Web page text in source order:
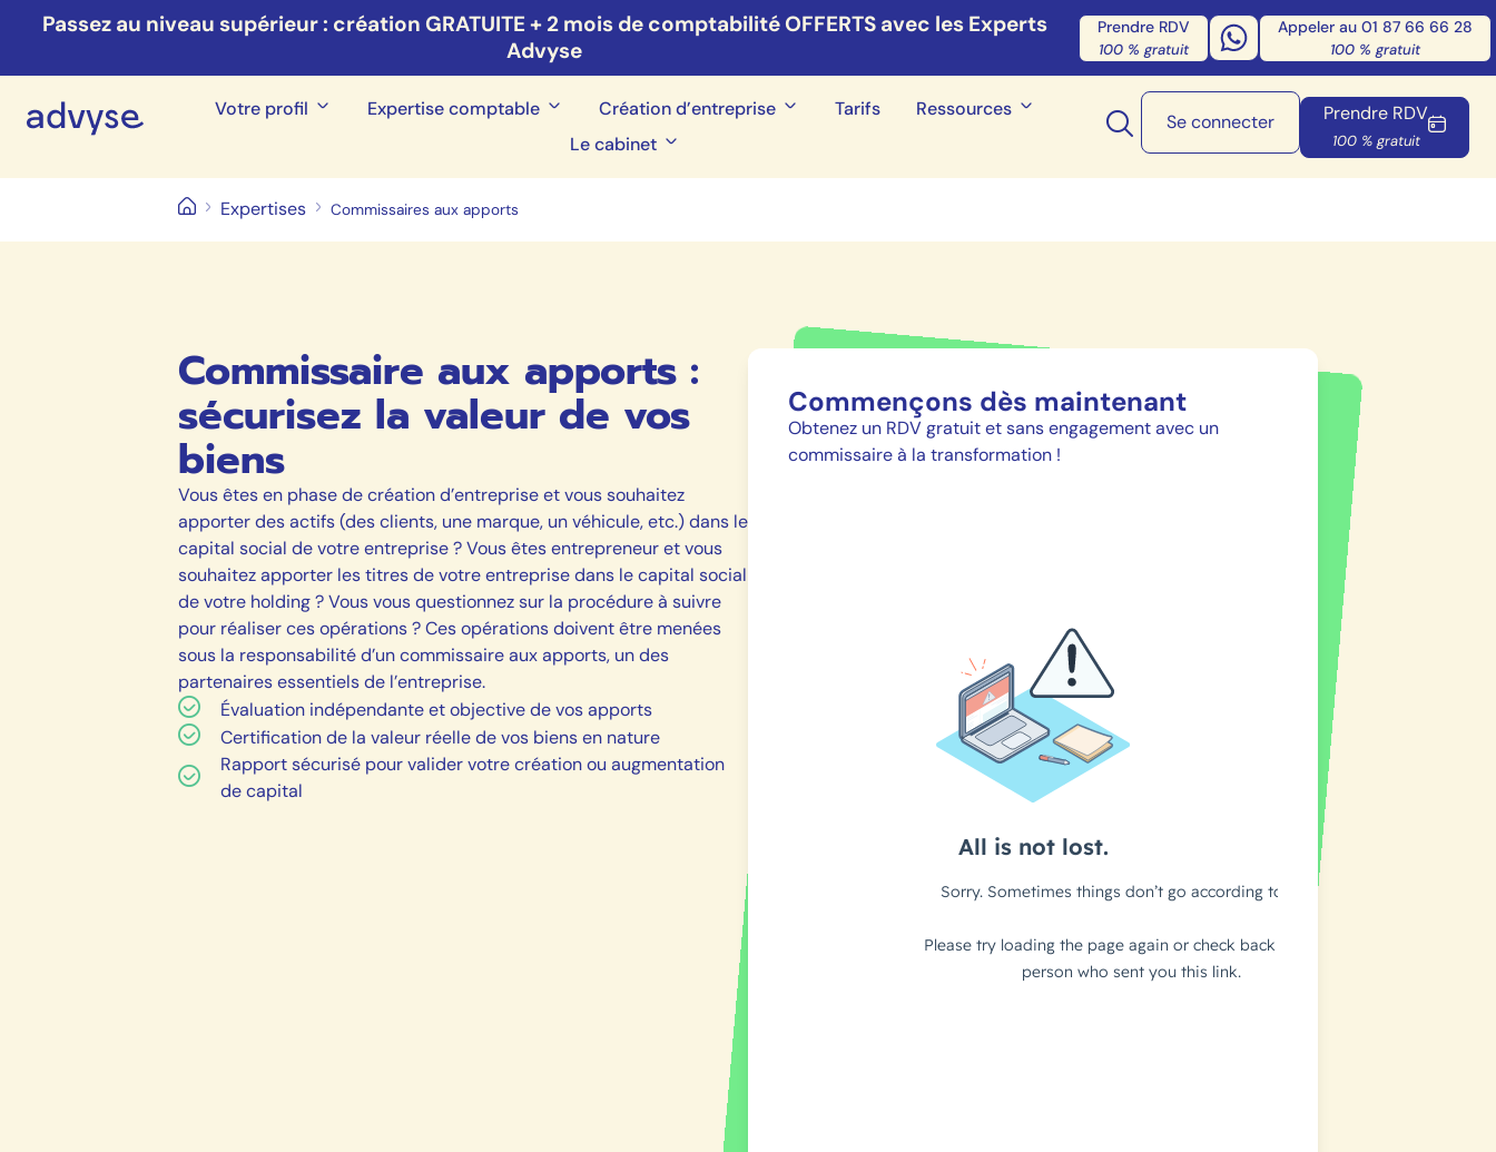
Passez au niveau supérieur : création GRATUITE + 2 mois de comptabilité OFFERTS avec les Experts
Advyse
Prendre RDV
100 % gratuit
Appeler au 01 87 66 66 28
100 % gratuit
Votre profil Expertise comptable Création d’entreprise Tarifs
Ressources
Le cabinet
Se connecter Prendre RDV
100 % gratuit
Expertises Commissaires aux apports
Commissaire aux apports :
sécurisez la valeur de vos
biens
Vous êtes en phase de création d’entreprise et vous souhaitez
apporter des actifs (des clients, une marque, un véhicule, etc.) dans le
capital social de votre entreprise ? Vous êtes entrepreneur et vous
souhaitez apporter les titres de votre entreprise dans le capital social
de votre holding ? Vous vous questionnez sur la procédure à suivre
pour réaliser ces opérations ? Ces opérations doivent être menées
sous la responsabilité d’un commissaire aux apports, un des
partenaires essentiels de l’entreprise.
Évaluation indépendante et objective de vos apports
Certification de la valeur réelle de vos biens en nature
Rapport sécurisé pour valider votre création ou augmentation
de capital
Commençons dès maintenant
Obtenez un RDV gratuit et sans engagement avec un
commissaire à la transformation !